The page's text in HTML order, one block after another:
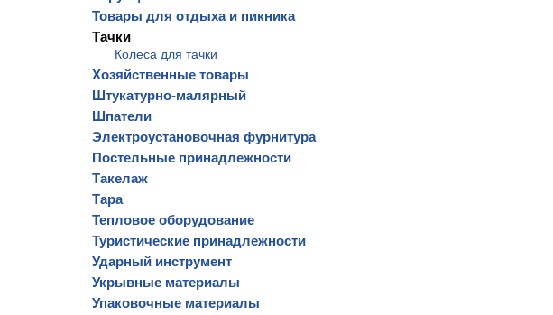
Товары для отдыха и пикника
Тачки
Колеса для тачки
Хозяйственные товары
Штукатурно-малярный
Шпатели
Электроустановочная фурнитура
Постельные принадлежности
Такелаж
Тара
Тепловое оборудование
Туристические принадлежности
Ударный инструмент
Укрывные материалы
Упаковочные материалы